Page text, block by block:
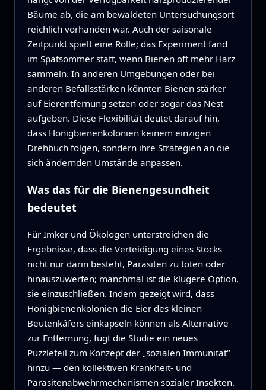
Bäume ab, die am bewaldeten Untersuchungsort
reichlich vorhanden war. Auch der saisonale
Zeitpunkt spielt eine Rolle; das Experiment fand
im Spätsommer statt, wenn Bienen oft mehr Harz
sammeln. In anderen Umgebungen oder bei
anderen Befallsstärken könnten Bienen stärker
auf Eierentfernung setzen oder sogar das Nest
aufgeben. Diese Flexibilität deutet darauf hin,
dass Honigbienenkolonien keinem einzigen
Drehbuch folgen, sondern ihre Strategien an die
sich ändernden Umstände anpassen.
Was das für die Bienengesundheit
bedeutet
Für Imker und Ökologen unterstreichen die
Ergebnisse, dass die Verteidigung eines Stocks
nicht nur darin besteht, Parasiten zu töten oder
hinauszuwerfen; manchmal ist die klügere Option,
sie einzuschließen. Indem gezeigt wird, dass
Honigbienenkolonien die Eier des kleinen
Beutenkäfers einkapseln können als Alternative
zur Entfernung, fügt die Studie ein neues
Puzzleteil zum Konzept der „sozialen Immunität“
hinzu — den kollektiven Krankheit- und
Parasitenabwehrmechanismen sozialer Insekten.